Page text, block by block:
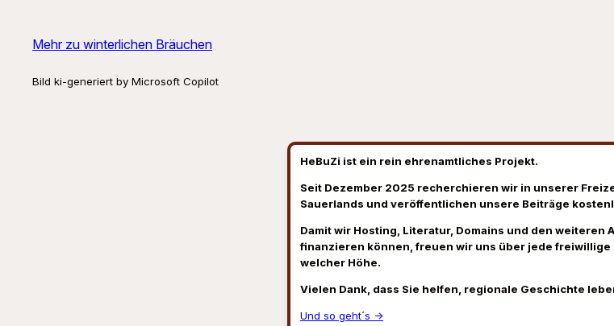
Mehr zu winterlichen Bräuchen
Bild ki-generiert by Microsoft Copilot
HeBuZi ist ein rein ehrenamtliches Projekt.
Seit Dezember 2025 recherchieren wir in unserer
Sauerlands und veröffentlichen unsere Beiträge
Damit wir Hosting, Literatur, Domains und den weiteren
finanzieren können, freuen wir uns über jede freiwillige
welcher Höhe.
Vielen Dank, dass Sie helfen, regionale Geschichte
Und so geht´s →